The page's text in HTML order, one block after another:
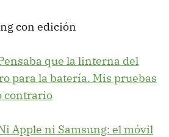
con edición
que la linterna del
para la batería. Mis pruebas
contrario
Apple ni Samsung: el móvil